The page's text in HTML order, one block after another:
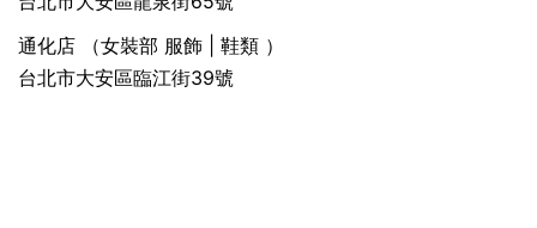
通化店 （女裝部 服飾 | 鞋類 ）
台北市大安區臨江街39號